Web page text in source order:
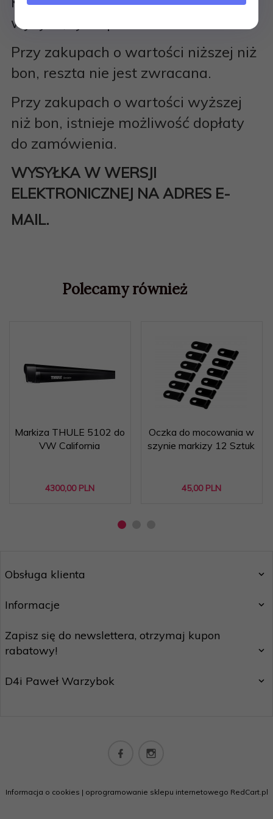
wysyłki, tylko produktów.
Przy zakupach o wartości niższej niż
bon, reszta nie jest zwracana.
Przy zakupach o wartości wyższej
niż bon, istnieje możliwość dopłaty
do zamówienia.
WYSYŁKA W WERSJI
ELEKTRONICZNEJ NA ADRES E-
MAIL.
Polecamy również
Markiza THULE 5102 do
VW California
4300,00 PLN
Oczka do mocowania w
szynie markizy 12 Sztuk
45,00 PLN
Obsługa klienta
Informacje
Zapisz się do newslettera, otrzymaj kupon
rabatowy!
D4i Paweł Warzybok
Informacja o cookies | oprogramowanie sklepu internetowego RedCart.pl